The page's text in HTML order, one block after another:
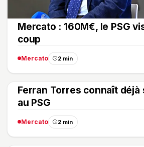
Mercato : 160M€, le PSG
coup
Mercato 2 min
Ferran Torres connaît
au PSG
Mercato 2 min